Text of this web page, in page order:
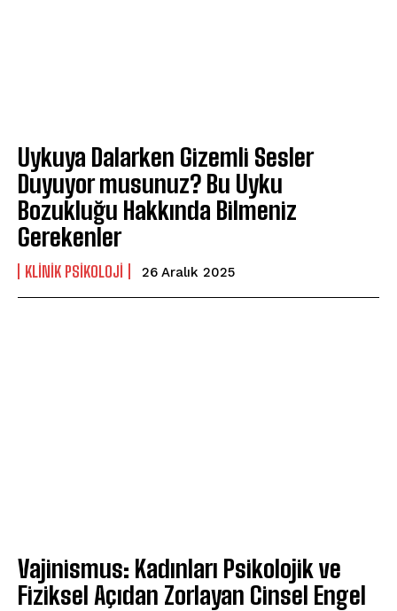
ABONE OL
Gizlilik politikasınıokudum, onaylıyorum.
Uykuya Dalarken Gizemli Sesler
Duyuyor musunuz? Bu Uyku
Bozukluğu Hakkında Bilmeniz
Gerekenler
KLINIK PSIKOLOJI 26 Aralık 2025
Vajinismus: Kadınları Psikolojik ve
Fiziksel Açıdan Zorlayan Cinsel Engel